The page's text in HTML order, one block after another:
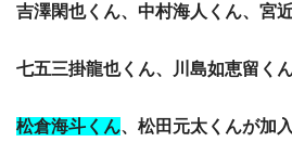
吉澤閑也くん、中村海人くん、宮
七五三掛龍也くん、川島如恵留く
松倉海斗くん、松田元太くんが加入